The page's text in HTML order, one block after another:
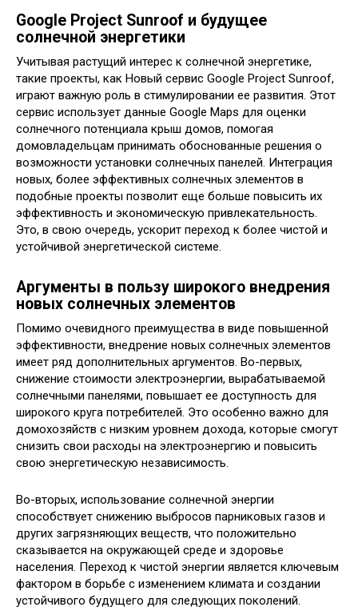
Google Project Sunroof и будущее
солнечной энергетики
Учитывая растущий интерес к солнечной энергетике,
такие проекты, как Новый сервис Google Project Sunroof,
играют важную роль в стимулировании ее развития. Этот
сервис использует данные Google Maps для оценки
солнечного потенциала крыш домов, помогая
домовладельцам принимать обоснованные решения о
возможности установки солнечных панелей. Интеграция
новых, более эффективных солнечных элементов в
подобные проекты позволит еще больше повысить их
эффективность и экономическую привлекательность.
Это, в свою очередь, ускорит переход к более чистой и
устойчивой энергетической системе.
Аргументы в пользу широкого внедрения
новых солнечных элементов
Помимо очевидного преимущества в виде повышенной
эффективности, внедрение новых солнечных элементов
имеет ряд дополнительных аргументов. Во-первых,
снижение стоимости электроэнергии, вырабатываемой
солнечными панелями, повышает ее доступность для
широкого круга потребителей. Это особенно важно для
домохозяйств с низким уровнем дохода, которые смогут
снизить свои расходы на электроэнергию и повысить
свою энергетическую независимость.
Во-вторых, использование солнечной энергии
способствует снижению выбросов парниковых газов и
других загрязняющих веществ, что положительно
сказывается на окружающей среде и здоровье
населения. Переход к чистой энергии является ключевым
фактором в борьбе с изменением климата и создании
устойчивого будущего для следующих поколений.